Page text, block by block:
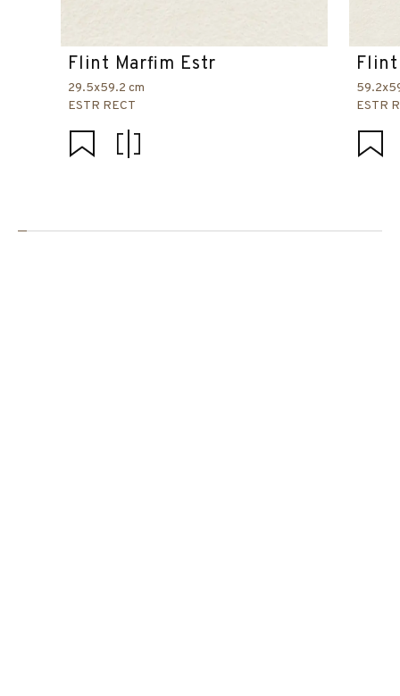
Flint Marfim Estr
29.5x59.2 cm
ESTR RECT
ESTR